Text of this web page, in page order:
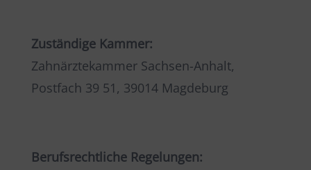
Zuständige Kammer:
Zahnärztekammer Sachsen-Anhalt,
Postfach 39 51, 39014 Magdeburg
Berufsrechtliche Regelungen: